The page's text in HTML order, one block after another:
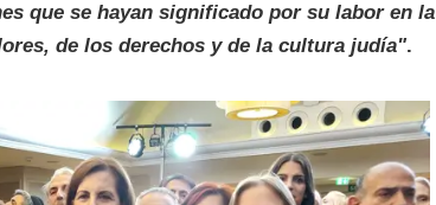
que se hayan significado por su labor en la
de los derechos y de la cultura judía".